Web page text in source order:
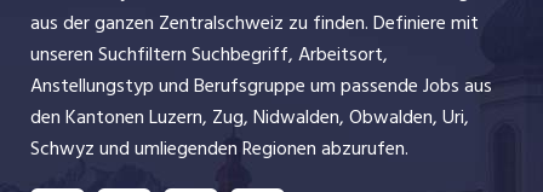
aus der ganzen Zentralschweiz zu finden. Definiere mit
unseren Suchfiltern Suchbegriff, Arbeitsort,
Anstellungstyp und Berufsgruppe um passende Jobs aus
den Kantonen Luzern, Zug, Nidwalden, Obwalden, Uri,
Schwyz und umliegenden Regionen abzurufen.